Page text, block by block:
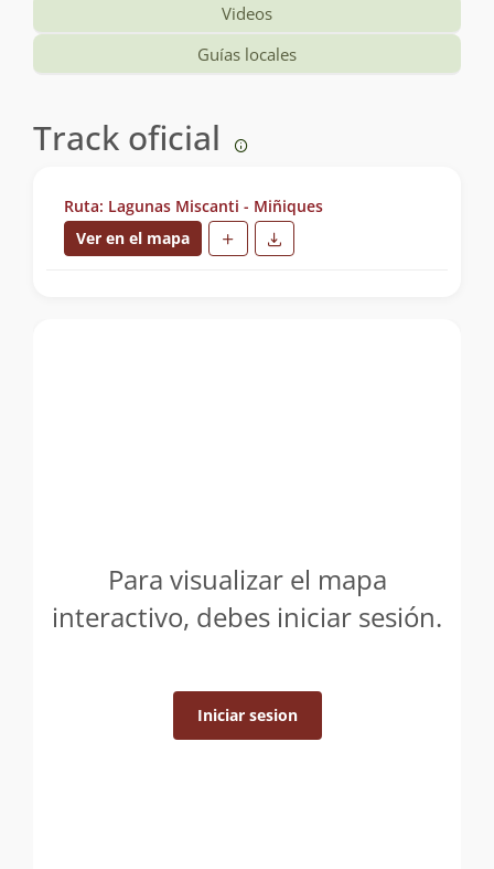
Videos
Guías locales
Track oficial
Ruta: Lagunas Miscanti - Miñiques
Ver en el mapa
Para visualizar el mapa
interactivo, debes iniciar sesión.
Iniciar sesion